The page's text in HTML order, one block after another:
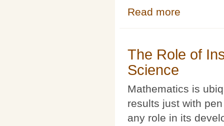
Read more
The Role of
Science
Mathematics is
results just with
any role in its